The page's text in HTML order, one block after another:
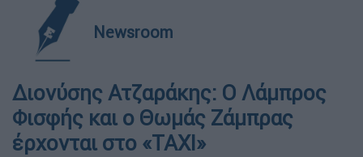
Newsroom
Διονύσης Ατζαράκης: Ο Λάμπρος
Φισφής και ο Θωμάς Ζάμπρας
έρχονται στο «ΤΑXΙ»